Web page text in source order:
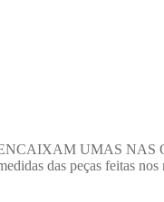
UMAS NAS
das peças feitas